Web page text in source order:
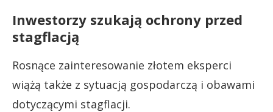
Inwestorzy szukają ochrony przed
stagflacją
Rosnące zainteresowanie złotem eksperci
wiążą także z sytuacją gospodarczą i obawami
dotyczącymi stagflacji.